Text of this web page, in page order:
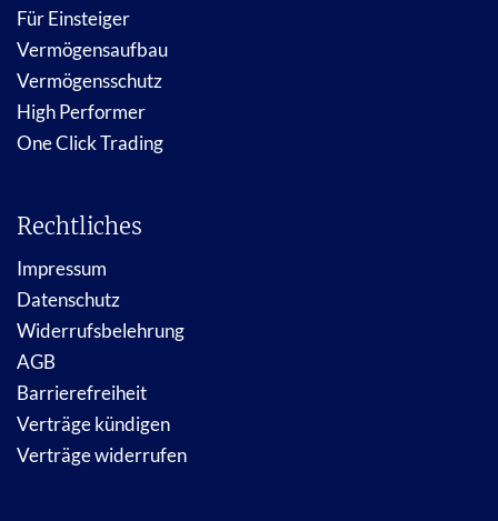
Für Einsteiger
Vermögensaufbau
Vermögensschutz
High Performer
One Click Trading
Rechtliches
Impressum
Datenschutz
Widerrufsbelehrung
AGB
Barrierefreiheit
Verträge kündigen
Verträge widerrufen